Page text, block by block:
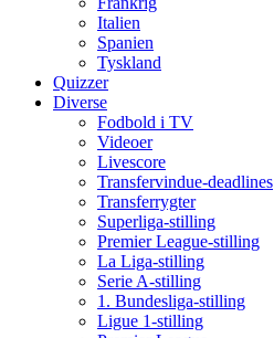
Italien
Spanien
Tyskland
Quizzer
Diverse
Fodbold i TV
Videoer
Livescore
Transfervindue-deadlines
Transferrygter
Superliga-stilling
Premier League-stilling
La Liga-stilling
Serie A-stilling
1. Bundesliga-stilling
Ligue 1-stilling